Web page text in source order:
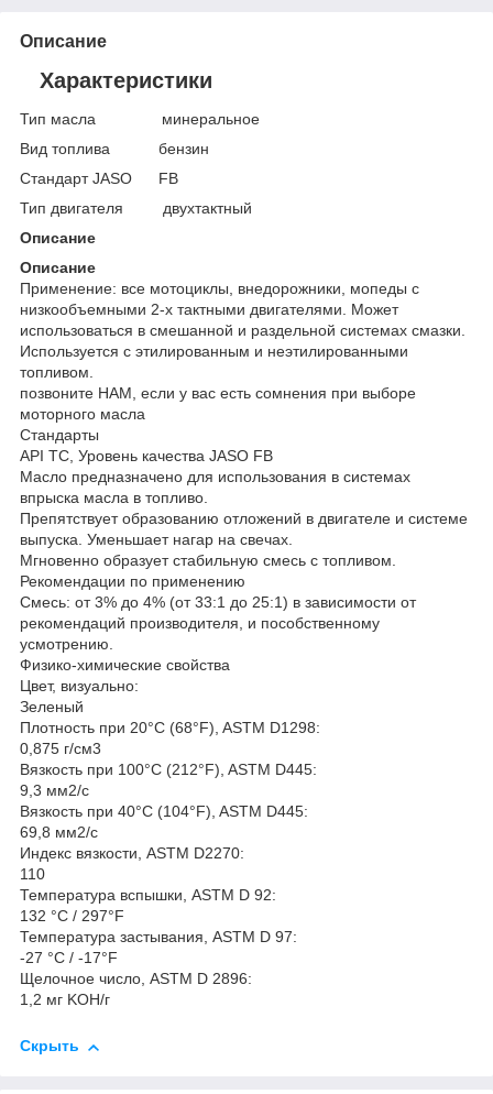
Описание
Характеристики
Тип масла минеральное
Вид топлива бензин
Стандарт JASO FB
Тип двигателя двухтактный
Описание
Описание
Применение: все мотоциклы, внедорожники, мопеды с
низкообъемными 2-х тактными двигателями. Может
использоваться в смешанной и раздельной системах смазки.
Используется с этилированным и неэтилированными
топливом.
позвоните НАМ, если у вас есть сомнения при выборе
моторного масла
Стандарты
API ТС, Уровень качества JASO FB
Масло предназначено для использования в системах
впрыска масла в топливо.
Препятствует образованию отложений в двигателе и системе
выпуска. Уменьшает нагар на свечах.
Мгновенно образует стабильную смесь с топливом.
Рекомендации по применению
Смесь: от 3% до 4% (от 33:1 до 25:1) в зависимости от
рекомендаций производителя, и пособственному
усмотрению.
Физико-химические свойства
Цвет, визуально:
Зеленый
Плотность при 20°C (68°F), ASTM D1298:
0,875 г/см3
Вязкость при 100°C (212°F), ASTM D445:
9,3 мм2/с
Вязкость при 40°C (104°F), ASTM D445:
69,8 мм2/с
Индекс вязкости, ASTM D2270:
110
Температура вспышки, ASTM D 92:
132 °C / 297°F
Температура застывания, ASTM D 97:
-27 °C / -17°F
Щелочное число, ASTM D 2896:
1,2 мг KOH/г
Скрыть